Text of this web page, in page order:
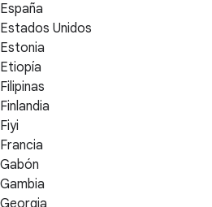
España
Estados Unidos
Estonia
Etiopía
Filipinas
Finlandia
Fiyi
Francia
Gabón
Gambia